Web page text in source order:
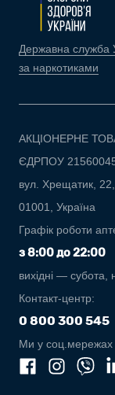
Державна служба
за наркотиками
АКЦІОНЕРНЕ
ЄДРПОУ
вул. Хрещатик,
01001, Україна
Графік роботи
з 8:00 до 22:00
вихідні — субота,
Контакт-центр:
0 800 300 545
Ми у соц.мережах